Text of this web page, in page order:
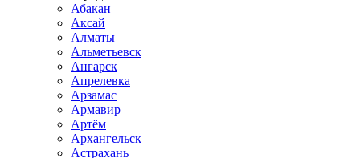
Абакан
Аксай
Алматы
Альметьевск
Ангарск
Апрелевка
Арзамас
Армавир
Артём
Архангельск
Астрахань